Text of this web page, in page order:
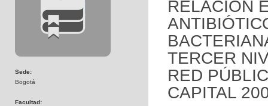
Sede:
Bogotá
Facultad:
RELACIÓN
TERCER
RED
CAPITAL